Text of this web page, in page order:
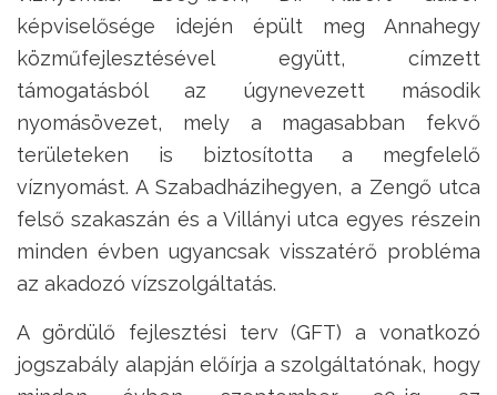
képviselősége idején épült meg Annahegy
közműfejlesztésével együtt, címzett
támogatásból az úgynevezett második
nyomásövezet, mely a magasabban fekvő
területeken is biztosította a megfelelő
víznyomást. A Szabadházihegyen, a Zengő utca
felső szakaszán és a Villányi utca egyes részein
minden évben ugyancsak visszatérő probléma
az akadozó vízszolgáltatás.
A gördülő fejlesztési terv (GFT) a vonatkozó
jogszabály alapján előírja a szolgáltatónak, hogy